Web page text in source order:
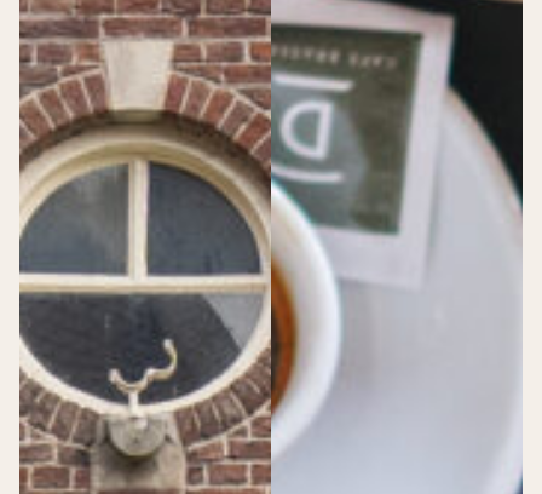
Borrel
Diner
Feest
Huwelijksdag
Huwelijksdag
Uitvaart
Dudok Patisserie Rotterdam CS
Dudok Patisserie Utrecht CS
Dudok Patisserie Leiden CS
Dudok Patisserie Den Haag CS
Dudok Patisserie Arnhem
Dudok Patisserie Berkel en Rodenrijs
Dudok Patisserie Den Haag Hofweg
Dudok Patisserie Rotterdam Meent